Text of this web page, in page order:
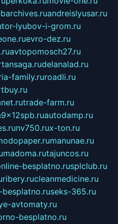
andreislyusar.ru
tor-lyubov-i-grom.ru
evro-dez.ru
avtopomosch27.ru
delanalad.ru
family.ruroadli.ru
trade-farm.ru
autodamp.ru
nv750.rux-ton.ru
manunae.ru
madoma.rutajuncos.ru
besplatno.rusplclub.ru
ribery.rucleanmedicine.ru
seks-365.ru
avtomaty.ru
besplatno.ru